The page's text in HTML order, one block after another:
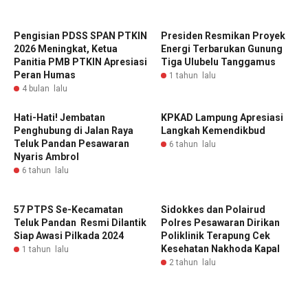
Pengisian PDSS SPAN PTKIN
2026 Meningkat, Ketua
Panitia PMB PTKIN Apresiasi
Peran Humas
4 bulan lalu
‎Presiden Resmikan Proyek
Energi Terbarukan Gunung
Tiga Ulubelu Tanggamus ‎ ‎
1 tahun lalu
Hati-Hati! Jembatan
Penghubung di Jalan Raya
Teluk Pandan Pesawaran
Nyaris Ambrol
6 tahun lalu
KPKAD Lampung Apresiasi
Langkah Kemendikbud
6 tahun lalu
57 PTPS Se-Kecamatan
Teluk Pandan Resmi Dilantik
Siap Awasi Pilkada 2024
1 tahun lalu
Sidokkes dan Polairud
Polres Pesawaran Dirikan
Poliklinik Terapung Cek
Kesehatan Nakhoda Kapal
2 tahun lalu